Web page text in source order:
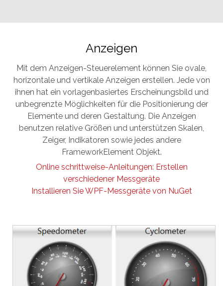
Anzeigen
Mit dem Anzeigen-Steuerelement können Sie ovale,
horizontale und vertikale Anzeigen erstellen. Jede von
ihnen hat ein vorlagenbasiertes Erscheinungsbild und
unbegrenzte Möglichkeiten für die Positionierung der
Elemente und deren Gestaltung. Die Anzeigen
benutzen relative Größen und unterstützen Skalen,
Zeiger, Indikatoren sowie jedes andere
FrameworkElement Objekt.
Online schrittweise-Anleitungen: Erstellen
verschiedener Messgeräte
Installieren Sie WPF-Messgeräte von NuGet